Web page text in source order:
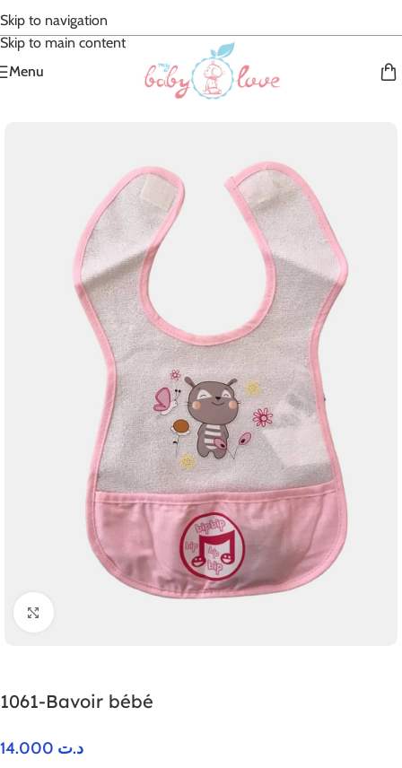
Skip to navigation
Skip to main content
Menu
Accessoires textiles
1061-Bavoir bébé
د.ت